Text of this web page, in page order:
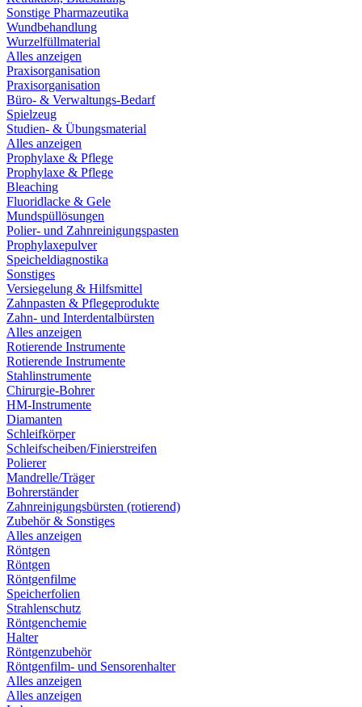
Sonstige Pharmazeutika
Wundbehandlung
Wurzelfüllmaterial
Alles anzeigen
Praxisorganisation
Praxisorganisation
Büro- & Verwaltungs-Bedarf
Spielzeug
Studien- & Übungsmaterial
Alles anzeigen
Prophylaxe & Pflege
Prophylaxe & Pflege
Bleaching
Fluoridlacke & Gele
Mundspüllösungen
Polier- und Zahnreinigungspasten
Prophylaxepulver
Speicheldiagnostika
Sonstiges
Versiegelung & Hilfsmittel
Zahnpasten & Pflegeprodukte
Zahn- und Interdentalbürsten
Alles anzeigen
Rotierende Instrumente
Rotierende Instrumente
Stahlinstrumente
Chirurgie-Bohrer
HM-Instrumente
Diamanten
Schleifkörper
Schleifscheiben/Finierstreifen
Polierer
Mandrelle/Träger
Bohrerständer
Zahnreinigungsbürsten (rotierend)
Zubehör & Sonstiges
Alles anzeigen
Röntgen
Röntgen
Röntgenfilme
Speicherfolien
Strahlenschutz
Röntgenchemie
Halter
Röntgenzubehör
Röntgenfilm- und Sensorenhalter
Alles anzeigen
Alles anzeigen